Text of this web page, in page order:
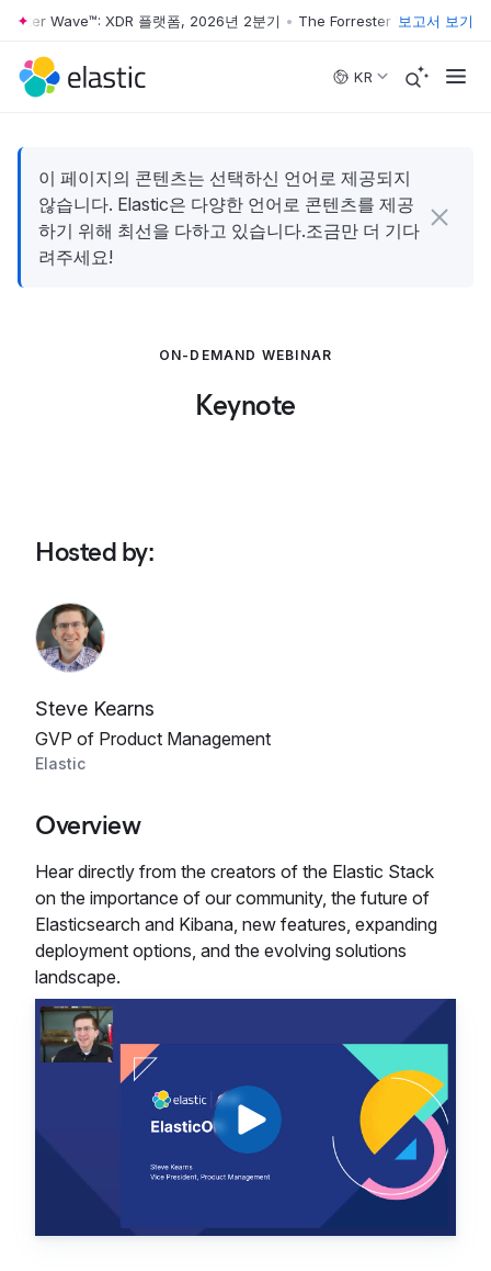
Skip to main content
Wave™: XDR 플랫폼, 2026년 2분기 • The Forrester Wave™: XDR
보고서 보기
KR
이 페이지의 콘텐츠는 선택하신 언어로 제공되지
않습니다. Elastic은 다양한 언어로 콘텐츠를 제공
하기 위해 최선을 다하고 있습니다.조금만 더 기다
려주세요!
ON-DEMAND WEBINAR
Keynote
Hosted by:
Steve Kearns
GVP of Product Management
Elastic
Overview
Hear directly from the creators of the Elastic Stack
on the importance of our community, the future of
Elasticsearch and Kibana, new features, expanding
deployment options, and the evolving solutions
landscape.